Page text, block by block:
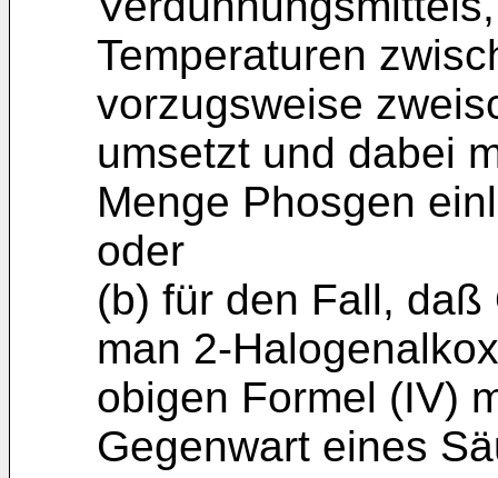
Tempera­turen
vorzugsweise
umsetzt und dabei
Menge Phosgen
oder
(b) für den Fall,
man 2-
obigen Formel (IV)
Gegenwart eines